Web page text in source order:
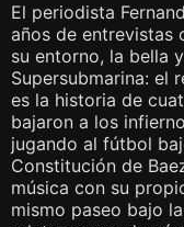
El periodista
años de entrevistas
su entorno, la bella
Supersubmarina: el
es la historia de
bajaron a los
jugando al fútbol
Constitución de
música con su
mismo paseo bajo